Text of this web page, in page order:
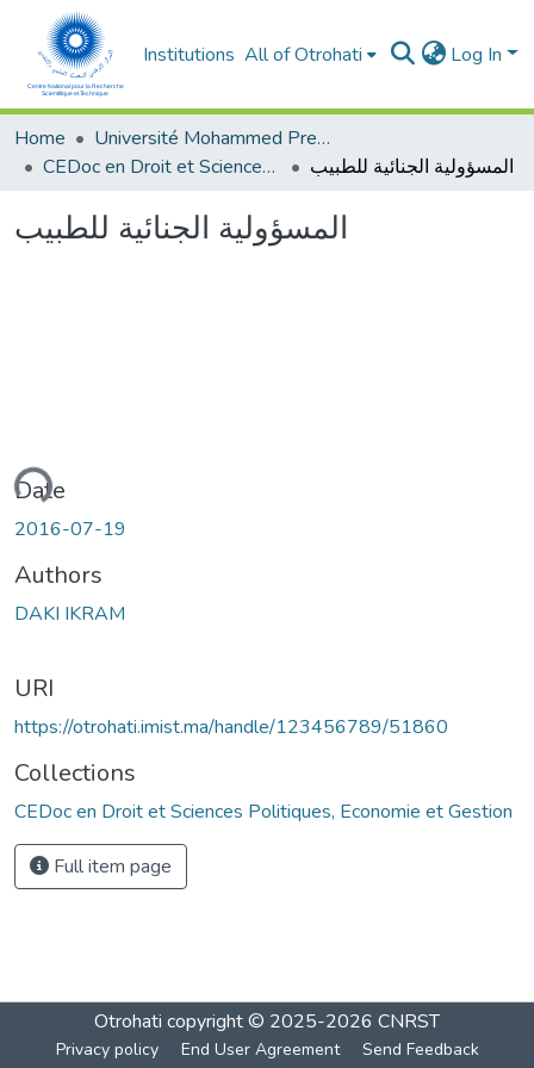
Institutions All of Otrohati Log In
Home
Université Mohammed Premier - Oujda
CEDoc en Droit et Sciences Politiques, Economie et Gestion
المسؤولية الجنائية للطبيب
المسؤولية الجنائية للطبيب
Date
2016-07-19
Authors
DAKI IKRAM
URI
https://otrohati.imist.ma/handle/123456789/51860
Collections
CEDoc en Droit et Sciences Politiques, Economie et Gestion
Full item page
Otrohati copyright © 2025-2026 CNRST
Privacy policy End User Agreement Send Feedback